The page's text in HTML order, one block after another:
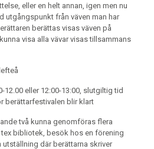
eller en helt annan, igen men nu
utgångspunkt från väven man har
berättas visas väven på
visa alla vävar visas tillsammans
eller 12:00-13:00, slutgiltig tid
berättarfestivalen blir klart
två kunna genomföras flera
bibliotek, besök hos en förening
utställning där berättarna skriver